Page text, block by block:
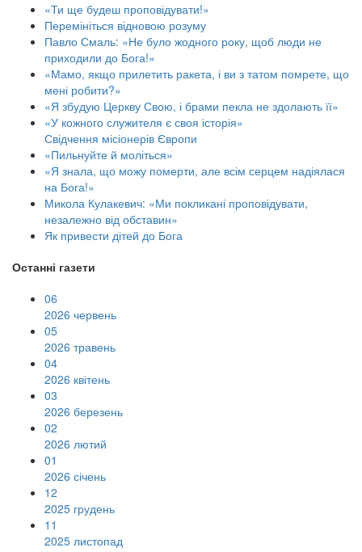
«Ти ще будеш проповідувати!»
Перемініться відновою розуму
Павло Смаль: «Не було жодного року, щоб люди не
приходили до Бога!»
«Мамо, якщо прилетить ракета, і ви з татом помрете, що
мені робити?»
«Я збудую Церкву Свою, і брами пекла не здолають її»
«У кожного служителя є своя історія»
Свідчення місіонерів Європи
«Пильнуйте й моліться»
«Я знала, що можу померти, але всім серцем надіялася
на Бога!»
Микола Кулакевич: «Ми покликані проповідувати,
незалежно від обставин»
Як привести дітей до Бога
Останні газети
06
2026 червень
05
2026 травень
04
2026 квітень
03
2026 березень
02
2026 лютий
01
2026 січень
12
2025 грудень
11
2025 листопад